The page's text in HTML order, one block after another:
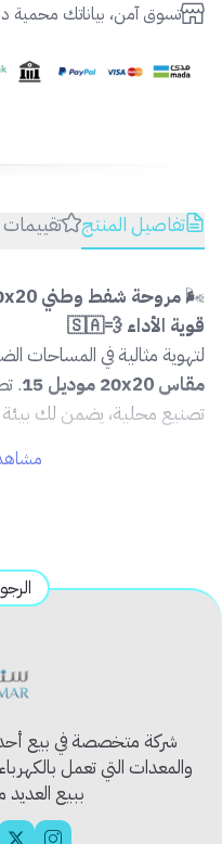
تسوق آمن، بياناتك محمية
تفاصيل المنتج تقييمات
🌬️
قوية الأداء 💨🇸🇦
لتهوية مثالية في المساحات
مقاس 20x20 موديل 15
.
تصنيع محلية، يضمن لك بيئة
💨 شفط فعال للهواء
🔇 تشغيل هادئ
🛠️ سهلة التركيب على
⚡ استهلاك منخفض
1 × مروحة شفط وطني 20x20 موديل 15
كتيب تعليمات التركيب
الاستخدام المثالي:
شركة متخصصة في بيع
والمعدات التي تعمل
ببيع